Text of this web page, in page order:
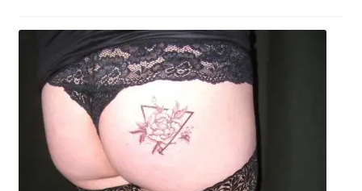
produkty
Recenzje
Rozwiń
menu
potomne